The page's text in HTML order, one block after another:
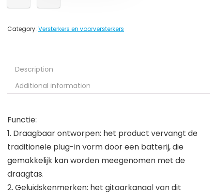
Category: Versterkers en voorversterkers
Description
Additional information
Functie:
1. Draagbaar ontworpen: het product vervangt de
traditionele plug-in vorm door een batterij, die
gemakkelijk kan worden meegenomen met de
draagtas.
2. Geluidskenmerken: het gitaarkanaal van dit